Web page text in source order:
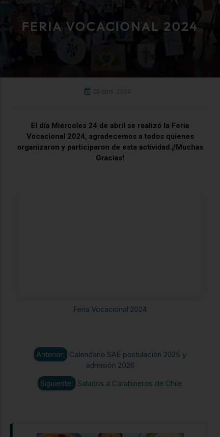
FERIA VOCACIONAL 2024
25 abril, 2024
El día Miércoles 24 de abril se realizó la Feria
Vocacional 2024, agradecemos a todos quienes
organizaron y participaron de esta actividad.¡!Muchas
Gracias!
Feria Vocacional 2024
Anterior: Calendario SAE postulación 2025 y
admisión 2026
Siguiente: Saludos a Carabineros de Chile